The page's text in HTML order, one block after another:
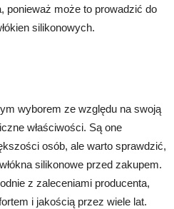
ponieważ może to prowadzić do
silikonowych.
wyborem ze względu na swoją
właściwości. Są one
osób, ale warto sprawdzić,
silikonowe przed zakupem.
z zaleceniami producenta,
i jakością przez wiele lat.